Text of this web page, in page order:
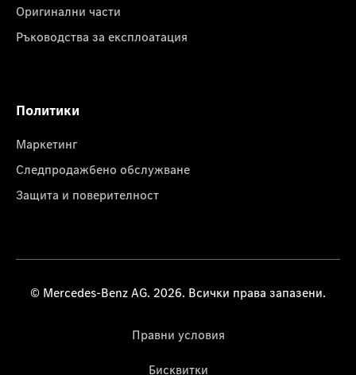
Оригинални части
Ръководства за експлоатация
Политики
Маркетинг
Следпродажбено обслужване
Защита и поверителност
© Mercedes-Benz AG. 2026. Всички права запазени.
Правни условия
Бисквитки